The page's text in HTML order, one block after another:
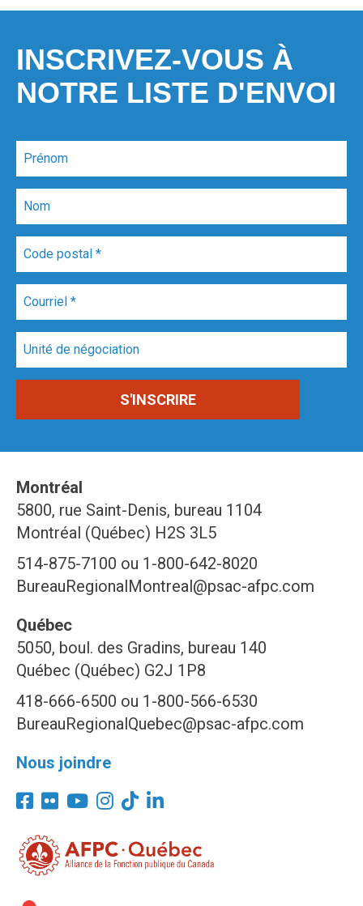
INSCRIVEZ-VOUS À
NOTRE LISTE D'ENVOI
Montréal
5800, rue Saint-Denis, bureau 1104
Montréal (Québec) H2S 3L5
514-875-7100 ou 1-800-642-8020
BureauRegionalMontreal@psac-afpc.com
Québec
5050, boul. des Gradins, bureau 140
Québec (Québec) G2J 1P8
418-666-6500 ou 1-800-566-6530
BureauRegionalQuebec@psac-afpc.com
Nous joindre